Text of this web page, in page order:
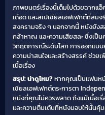
ภาพยนตร์เรื่องนี้เต็มไปด้วยฉากแ
เดือด และสเปเชียลเอฟเฟกต์ที่สมจ
สงครามจริง ๆ นอกจากนี้ หนังยังส
กล้าหาญ และความเสียสละ ซึ่งเ
วิกฤตการณ์ระดับโลก การออกแบบ
ความน่าสนใจและสร้างสรรค์ ช่วย
เนื้อเรื่อง
สรุป: น่าดูไหม?หากคุณเป็นแฟนห
เชียลเอฟเฟกต์ตระการตา
หนังที่คุณไม่ควรพลาด ถึงแม้เนื้อเ
และความตื่นเต้นที่หนังมอบให้นั้นคุ้